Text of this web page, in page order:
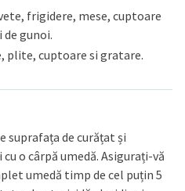
frigidere, mese, cuptoare
de gunoi.
plite, cuptoare si gratare.
suprafața de curățat și
o cârpă umedă. Asigurați-vă
umedă timp de cel puțin 5